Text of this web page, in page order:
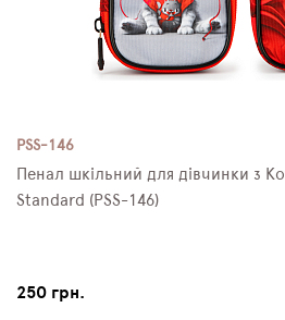
PSS-146
Пенал шкільний для дівчинки з
Standard (PSS-146)
250 грн.